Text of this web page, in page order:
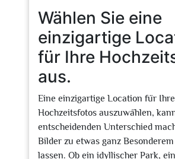
Wählen Sie eine
einzigartige
für Ihre
aus.
Eine einzigartige Location für Ihre
Hochzeitsfotos auszuwählen,
entscheidenden Unterschied
Bilder zu etwas ganz
lassen. Ob ein idyllischer Park,